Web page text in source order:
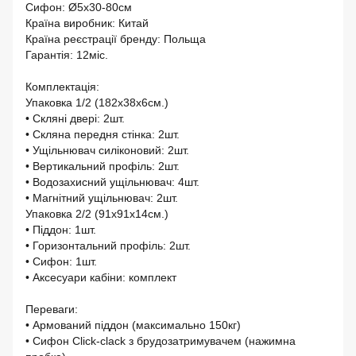
Сифон: Ø5х30-80см
Країна виробник: Китай
Країна реєстрації бренду: Польща
Гарантія: 12міс.
Комплектація:
Упаковка 1/2 (182x38x6см.)
• Скляні двері: 2шт.
• Скляна передня стінка: 2шт.
• Ущільнювач силіконовий: 2шт.
• Вертикальний профіль: 2шт.
• Водозахисний ущільнювач: 4шт.
• Магнітний ущільнювач: 2шт.
Упаковка 2/2 (91x91x14см.)
• Піддон: 1шт.
• Горизонтальний профіль: 2шт.
• Сифон: 1шт.
• Аксесуари кабіни: комплект
Переваги:
• Армований піддон (максимально 150кг)
• Сифон Click-clack з брудозатримувачем (нажимна